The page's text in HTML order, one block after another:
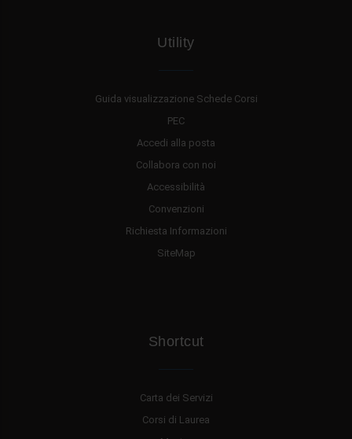
Utility
Guida visualizzazione Schede Corsi
PEC
Accedi alla posta
Collabora con noi
Accessibilità
Convenzioni
Richiesta Informazioni
SiteMap
Shortcut
Carta dei Servizi
Corsi di Laurea